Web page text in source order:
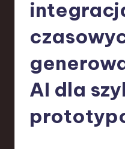
AI dla